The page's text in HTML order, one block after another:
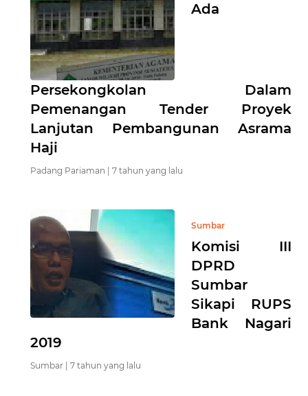
Ada
Persekongkolan Dalam
Pemenangan Tender Proyek
Lanjutan Pembangunan Asrama
Haji
Padang Pariaman | 7 tahun yang lalu
Sumbar
Komisi III
DPRD
Sumbar
Sikapi RUPS
Bank Nagari
2019
Sumbar | 7 tahun yang lalu